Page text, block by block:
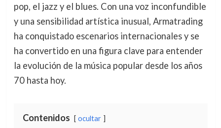
pop, el jazz y el blues. Con una voz inconfundible
y una sensibilidad artística inusual, Armatrading
ha conquistado escenarios internacionales y se
ha convertido en una figura clave para entender
la evolución de la música popular desde los años
70 hasta hoy.
Contenidos ocultar